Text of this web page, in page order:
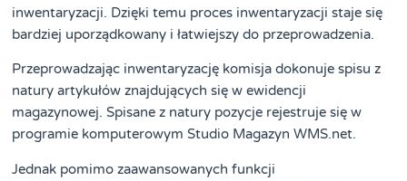
inwentaryzacji. Dzięki temu proces inwentaryzacji staje się
bardziej uporządkowany i łatwiejszy do przeprowadzenia.
Przeprowadzając inwentaryzację komisja dokonuje spisu z
natury artykułów znajdujących się w ewidencji
magazynowej. Spisane z natury pozycje rejestruje się w
programie komputerowym Studio Magazyn WMS.net.
Jednak pomimo zaawansowanych funkcji